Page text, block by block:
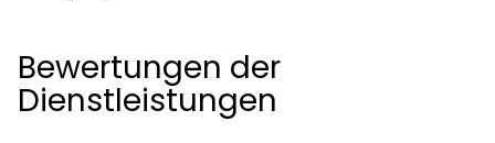
Bewertungen der
Dienstleistungen